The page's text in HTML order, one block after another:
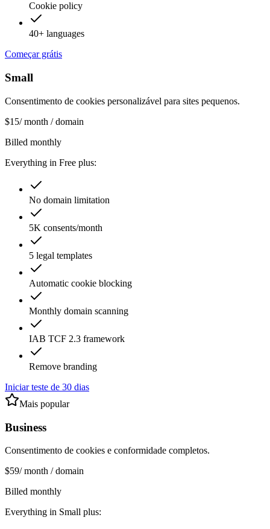
Cookie policy
40+ languages
Começar grátis
Small
Consentimento de cookies personalizável para sites pequenos.
$15/ month / domain
Billed monthly
Everything in Free plus:
No domain limitation
5K consents/month
5 legal templates
Automatic cookie blocking
Monthly domain scanning
IAB TCF 2.3 framework
Remove branding
Iniciar teste de 30 dias
Mais popular
Business
Consentimento de cookies e conformidade completos.
$59/ month / domain
Billed monthly
Everything in Small plus: